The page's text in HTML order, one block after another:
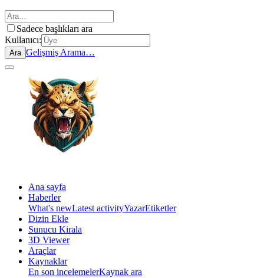
Sadece başlıkları ara
Kullanıcı:
Ara Gelişmiş Arama…
Ana sayfa
Haberler
What's newLatest activityYazarEtiketler
Dizin Ekle
Sunucu Kirala
3D Viewer
Araçlar
Kaynaklar
En son incelemelerKaynak ara